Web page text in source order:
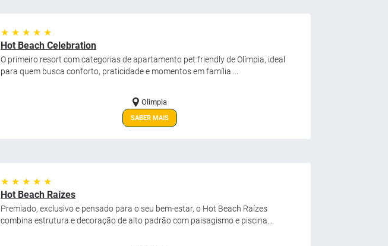
★ ★ ★ ★ ★
Hot Beach Celebration
O primeiro resort com categorias de apartamento pet friendly de Olímpia, ideal
para quem busca conforto, praticidade e momentos em família....
Olimpia
SABER MAIS
★ ★ ★ ★ ★
Hot Beach Raízes
Premiado, exclusivo e pensado para o seu bem-estar, o Hot Beach Raízes
combina estrutura e decoração de alto padrão com paisagismo e piscina...